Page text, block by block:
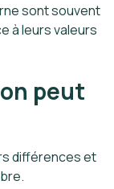
sont souvent
à leurs valeurs
peut
différences et